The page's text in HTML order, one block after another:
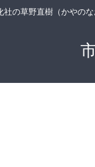
社の草野直樹（かやの